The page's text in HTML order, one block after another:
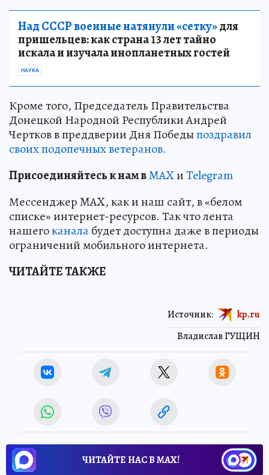
Над СССР военные натянули «сетку»для
пришельцев: как страна 13 лет тайно
искала и изучала инопланетных гостей
НАУКА
Кроме того, Председатель Правительства
Донецкой Народной Республики Андрей
Чертков в преддверии Дня Победыпоздравил
своих подопечных ветеранов.
Присоединяйтесь к нам вMAXиTelegram
Мессенджер MAX, как и наш сайт, в «белом
списке» интернет-ресурсов. Так что лента
нашегоканалабудет доступна даже в периоды
ограничений мобильного интернета.
ЧИТАЙТЕ ТАКЖЕ
Владислав ГУЩИН
Источник: kp.ru
ЧИТАЙТЕ НАС В МАХ!